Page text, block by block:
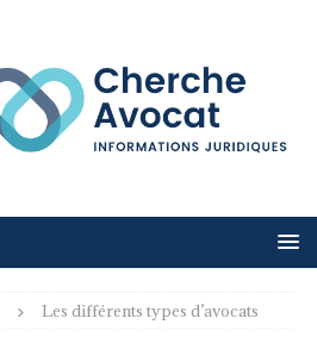
Les différents types d’avocats